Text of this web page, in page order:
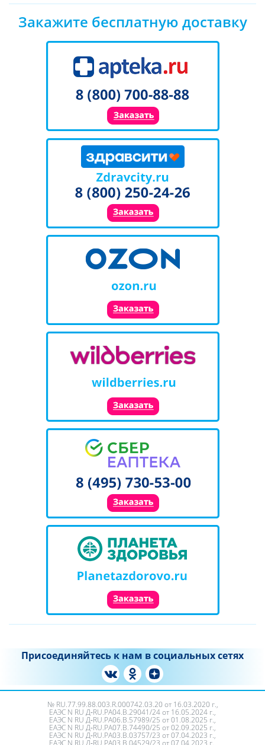
Закажите бесплатную доставку
Присоединяйтесь к нам в социальных сетях
№ RU.77.99.88.003.R.000742.03.20 от 16.03.2020 г.,
ЕАЭС N RU Д‑RU.PA04.B.29041/24 от 16.05.2024 г.,
ЕАЭС N RU Д‑RU.РА06.В.57989/25 от 01.08.2025 г.,
ЕАЭС N RU Д‑RU.РА07.В.74490/25 от 02.09.2025 г.,
ЕАЭС N RU Д‑RU.PA03.B.03757/23 от 07.04.2023 г.,